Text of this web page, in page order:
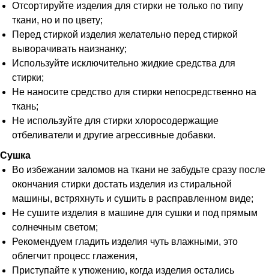
Отсортируйте изделия для стирки не только по типу
ткани, но и по цвету;
Перед стиркой изделия желательно перед стиркой
выворачивать наизнанку;
Используйте исключительно жидкие средства для
стирки;
Не наносите средство для стирки непосредственно на
ткань;
Не используйте для стирки хлоросодержащие
отбеливатели и другие агрессивные добавки.
Сушка
Во избежании заломов на ткани не забудьте сразу после
окончания стирки достать изделия из стиральной
машины, встряхнуть и сушить в расправленном виде;
Не сушите изделия в машине для сушки и под прямым
солнечным светом;
Рекомендуем гладить изделия чуть влажными, это
облегчит процесс глажения,
Приступайте к утюжению, когда изделия остались